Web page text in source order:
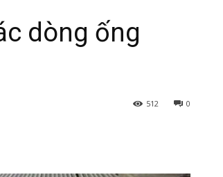
dòng ống
0
512